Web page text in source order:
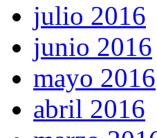
julio 2016
junio 2016
mayo 2016
abril 2016